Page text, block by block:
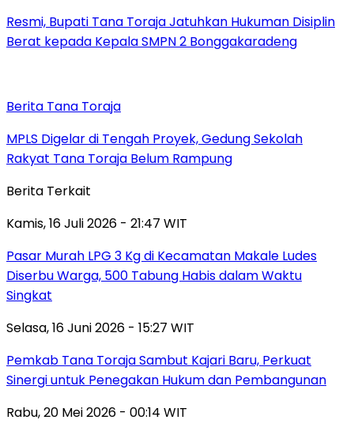
Resmi, Bupati Tana Toraja Jatuhkan Hukuman Disiplin
Berat kepada Kepala SMPN 2 Bonggakaradeng
Berita Tana Toraja
MPLS Digelar di Tengah Proyek, Gedung Sekolah
Rakyat Tana Toraja Belum Rampung
Berita Terkait
Kamis, 16 Juli 2026 - 21:47 WIT
Pasar Murah LPG 3 Kg di Kecamatan Makale Ludes
Diserbu Warga, 500 Tabung Habis dalam Waktu
Singkat
Selasa, 16 Juni 2026 - 15:27 WIT
Pemkab Tana Toraja Sambut Kajari Baru, Perkuat
Sinergi untuk Penegakan Hukum dan Pembangunan
Rabu, 20 Mei 2026 - 00:14 WIT